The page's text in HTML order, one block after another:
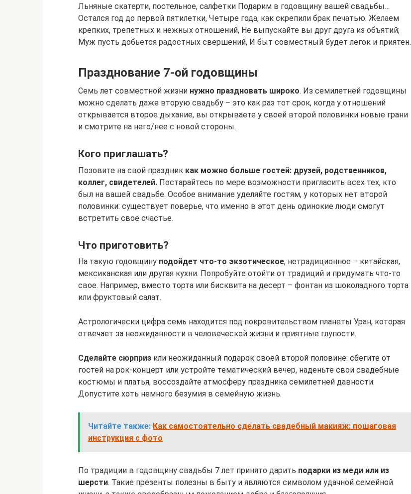
Льняные скатерти, постельное, салфетки Подарим в годовщину вашей свадьбы…
Остался год до первой пятилетки, Четыре года, как скрепили брак печатью. Желаем
крепких, трепетных и нежных отношений, Не выпускайте вы друг друга из объятий;
Муж пусть добьется радостных свершений, И быт совместный будет легок и приятен.
Празднование 7-ой годовщины
Семь лет совместной жизни нужно праздновать широко. Из семилетней годовщины
можно сделать даже вторую свадьбу – это как раз тот срок, когда у отношений
открывается второе дыхание, вы открываете у своей второй половинки новые грани
и смотрите на него/нее с новой стороны.
Кого приглашать?
Позовите на свой праздник как можно больше гостей: друзей, родственников,
коллег, свидетелей. Постарайтесь по мере возможности пригласить всех тех, кто
был на вашей свадьбе. Особое внимание уделяйте гостям, у которых нет второй
половинки: существует поверье, что именно в этот день одинокие люди смогут
встретить свое счастье.
Что приготовить?
На такую годовщину подойдет что-то экзотическое, нетрадиционное – китайская,
мексиканская или другая кухни. Попробуйте отойти от традиций и придумать что-то
свое. Например, вместо торта или бисквита на десерт – фонтан из шоколадного торта
или фруктовый салат.
Астрологически цифра семь находится под покровительством планеты Уран, которая
отвечает за неожиданности в человеческой жизни и приятные глупости.
Сделайте сюрприз или неожиданный подарок своей второй половине: сбегите от
гостей на рок-концерт или устройте тематический вечер, наденьте свои свадебные
костюмы и платья, воссоздайте атмосферу праздника семилетней давности.
Допустите хоть немного безумия в семейную жизнь.
Читайте также: Как самостоятельно сделать свадебный макияж: пошаговая
инструкция с фото
По традиции в годовщину свадьбы 7 лет принято дарить подарки из меди или из
шерсти. Такие презенты полезны в быту и являются символом удачной семейной